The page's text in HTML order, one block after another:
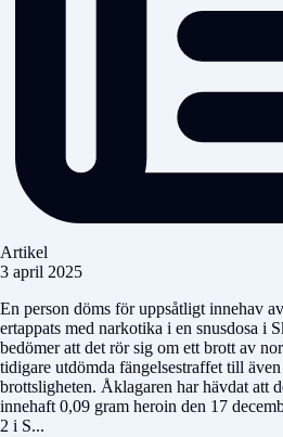
Artikel
3 april 2025
En person döms för uppsåtligt innehav
ertappats med narkotika i en snusdosa i
bedömer att det rör sig om ett brott av
tidigare utdömda fängelsestraffet till
brottsligheten. Åklagaren har hävdat att
innehaft 0,09 gram heroin den 17
2 i S...